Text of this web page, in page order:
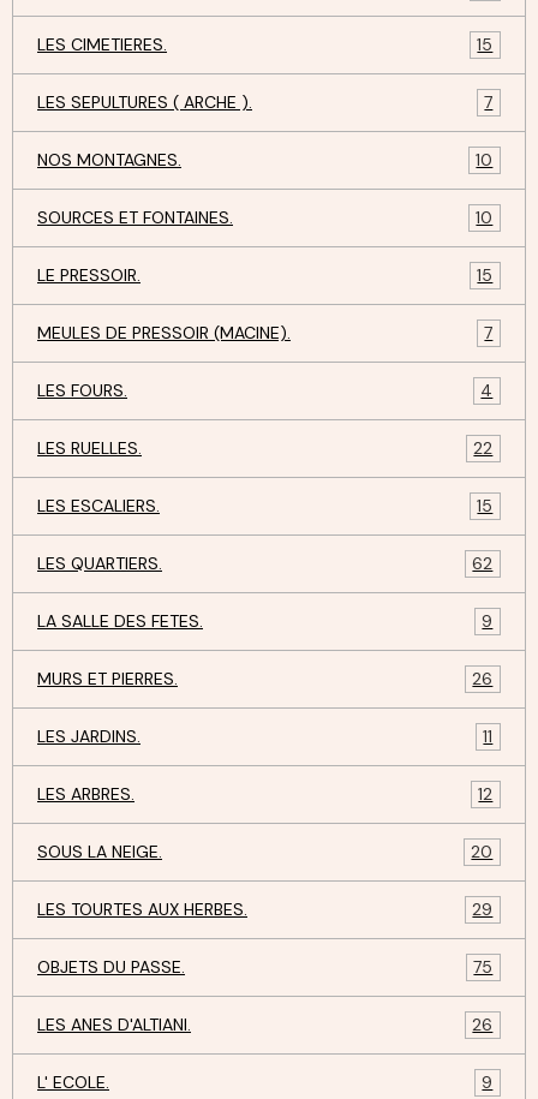
LES CIMETIERES. 15
LES SEPULTURES ( ARCHE ). 7
NOS MONTAGNES. 10
SOURCES ET FONTAINES. 10
LE PRESSOIR. 15
MEULES DE PRESSOIR (MACINE). 7
LES FOURS. 4
LES RUELLES. 22
LES ESCALIERS. 15
LES QUARTIERS. 62
LA SALLE DES FETES. 9
MURS ET PIERRES. 26
LES JARDINS. 11
LES ARBRES. 12
SOUS LA NEIGE. 20
LES TOURTES AUX HERBES. 29
OBJETS DU PASSE. 75
LES ANES D'ALTIANI. 26
L' ECOLE. 9